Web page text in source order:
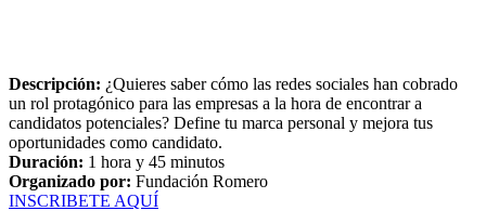
Descripción: ¿Quieres saber cómo las redes sociales han cobrado
un rol protagónico para las empresas a la hora de encontrar a
candidatos potenciales? Define tu marca personal y mejora tus
oportunidades como candidato.
Duración: 1 hora y 45 minutos
Organizado por: Fundación Romero
INSCRIBETE AQUÍ